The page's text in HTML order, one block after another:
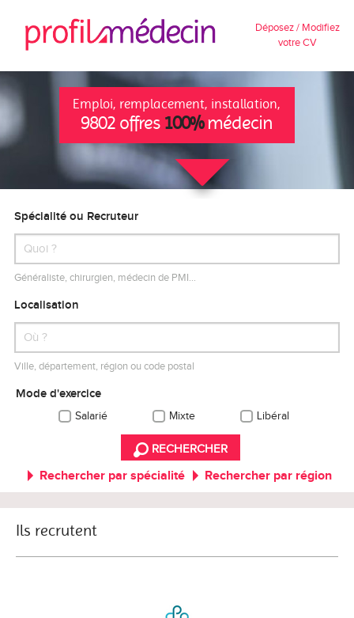
Déposez / Modifiez
votre CV
Emploi, remplacement, installation,
9802 offres 100%médecin
Spécialité ou Recruteur
Généraliste, chirurgien, médecin de PMI…
Localisation
Ville, département, région ou code postal
Mode d'exercice
Salarié Mixte Libéral
RECHERCHER
Rechercher par spécialité Rechercher par région
Ils recrutent